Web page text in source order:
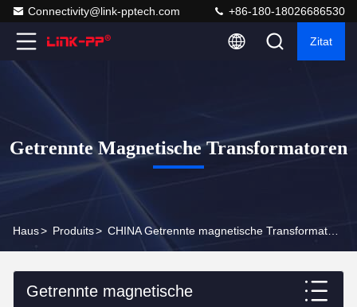
Connectivity@link-pptech.com +86-180-18026686530
Zitat
Getrennte Magnetische Transformatoren
Haus> Produits>
Getrennte magnetische